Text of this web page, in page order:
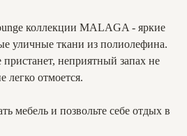
коллекции MALAGA - яркие
уличные ткани из полиолефина.
пристанет, неприятный запах не
легко отмоется.
мебель и позвольте себе отдых в